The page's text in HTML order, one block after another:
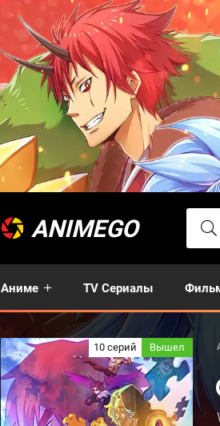
ANIMEGO
Аниме TV Сериалы
10 серий Вышел